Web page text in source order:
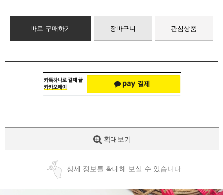
바로 구매하기 장바구니 관심상품
확대보기
상세 정보를 확대해 보실 수 있습니다